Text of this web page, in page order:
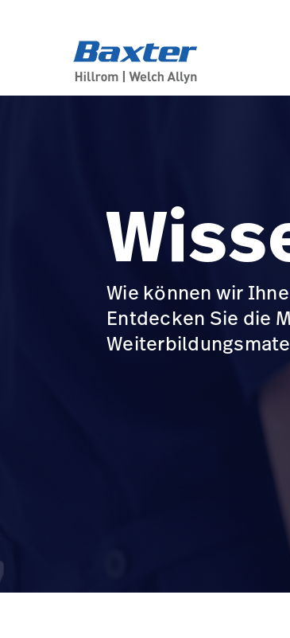
Wie können wir
Entdecken Sie die